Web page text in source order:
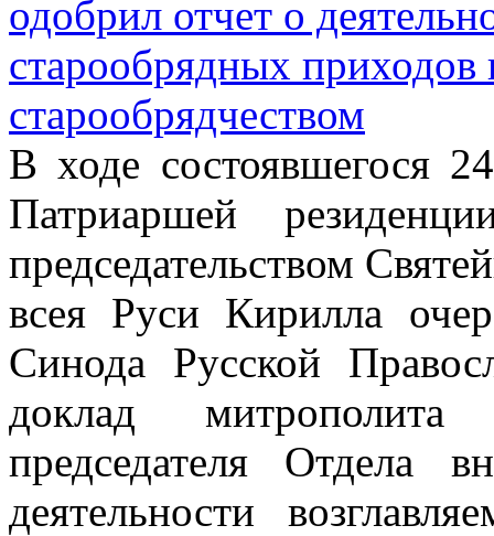
одобрил отчет о
старообрядных
старообрядчеством
В ходе состоявшегося
Патриаршей
председательством
всея Руси Кирилла
Синода Русской
доклад митрополита
председателя Отдела
деятельности